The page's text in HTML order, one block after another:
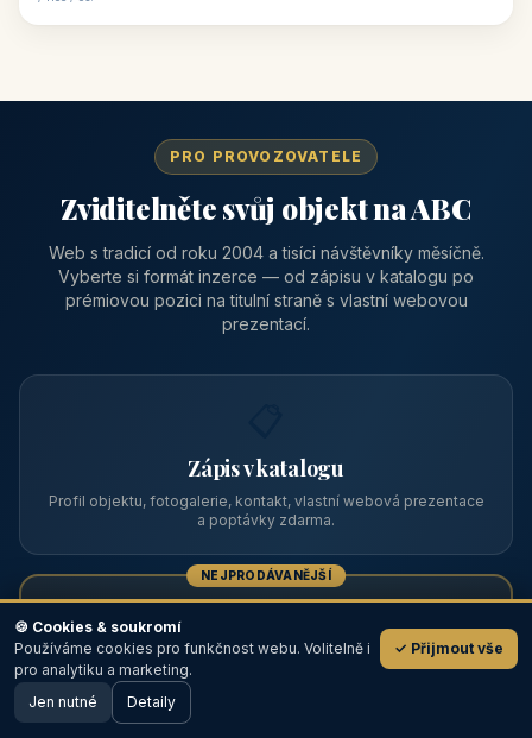
PRO PROVOZOVATELE
Zviditelněte svůj objekt na ABC
Web s tradicí od roku 2004 a tisíci návštěvníky měsíčně.
Vyberte si formát inzerce — od zápisu v katalogu po
prémiovou pozici na titulní straně s vlastní webovou
prezentací.
Zápis v katalogu
Profil objektu, fotogalerie, kontakt, vlastní webová prezentace
a poptávky zdarma.
NEJPRODÁVANĚJŠÍ
Prémiový partner
TOP pozice na titulce, přednost ve výpisech, zlatý odznak a
💬
🖥️ Desktop verze
🍪 Cookies & soukromí
Používáme cookies pro funkčnost webu. Volitelně i
pro analytiku a marketing.
✓ Přijmout vše
Jen nutné Detaily